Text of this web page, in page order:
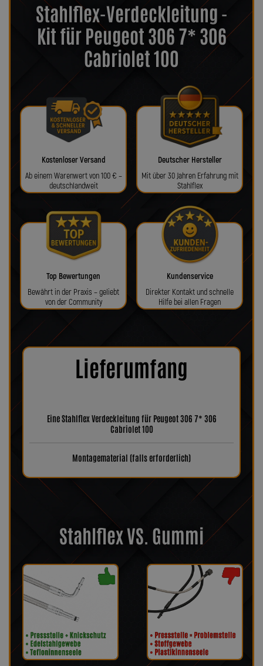
Stahlflex-Verdeckleitung -
Kit für Peugeot 306 7* 306
Cabriolet 100
Kostenloser Versand
Ab einem Warenwert von 100 € –
deutschlandweit
Deutscher Hersteller
Mit über 30 Jahren Erfahrung mit
Stahlflex
Top Bewertungen
Bewährt in der Praxis – geliebt
von der Community
Kundenservice
Direkter Kontakt und schnelle
Hilfe bei allen Fragen
Lieferumfang
Eine Stahlflex Verdeckleitung für Peugeot 306 7* 306
Cabriolet 100
Montagematerial (falls erforderlich)
Stahlflex VS. Gummi